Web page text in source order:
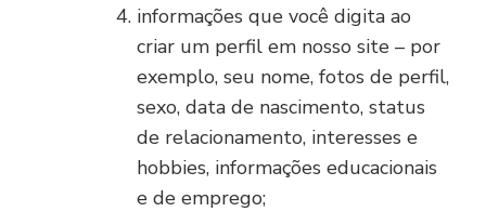
informações que você digita ao
criar um perfil em nosso site – por
exemplo, seu nome, fotos de perfil,
sexo, data de nascimento, status
de relacionamento, interesses e
hobbies, informações educacionais
e de emprego;